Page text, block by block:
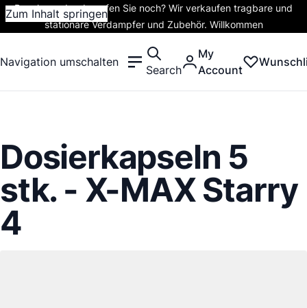
Zum Inhalt springen
Rauchen oder dampfen Sie noch? Wir verkaufen tragbare und
stationäre Verdampfer und Zubehör. Willkommen
Navigation umschalten
Search
My
Account
Dosierkapseln 5
stk. - X-MAX Starry
4